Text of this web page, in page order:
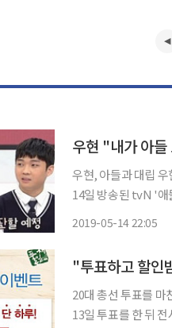
우현 "내가 아
우현, 아들과 대립 우현이 밝힌 속마음 배우 우현
14일 방송된 tvN '애
2019-05-14 22:05
"투표하고 할인
20대 총선 투표를 마
13일 투표를 한 뒤